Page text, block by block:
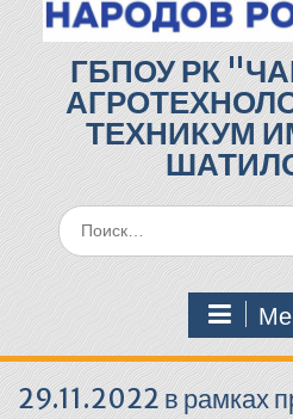
ГБПОУ РК
ТЕХНИКУМ
Поиск
по:
29.11.2022 в рамках